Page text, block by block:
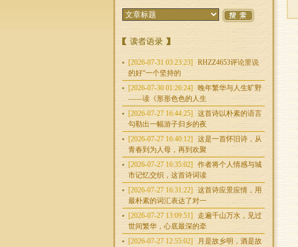
[2026-07-31 03:23:23]
RHZZ4653评论里说
的好“一个坚持的
[2026-07-30 01:26:24]
晚年繁华与人生旷野
——读《形形色色的人生
[2026-07-27 16:44:25]
这首诗以朴素的语言
勾勒出一幅游子归乡的夜
[2026-07-27 16:40:12]
这是一首怀旧诗，从
青春到为人母，再到欢聚
[2026-07-27 16:35:02]
作者将个人情感与城
市记忆交织，这首诗词读
[2026-07-27 16:31:22]
这首诗应景应情，用
最朴素的词汇表达了对一
[2026-07-27 13:09:51]
走遍千山万水，见过
世间繁华，心底最深的牵
[2026-07-27 12:55:02]
月是故乡明，酒是故